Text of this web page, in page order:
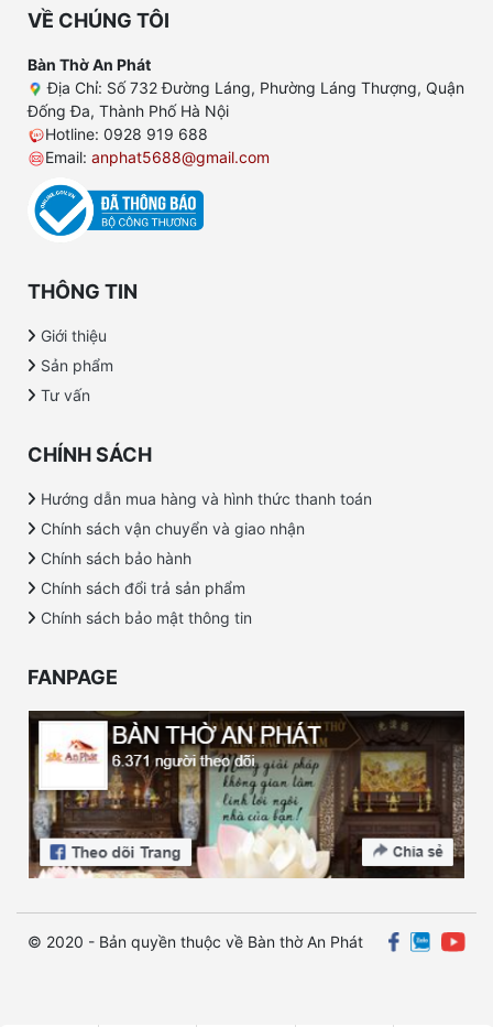
VỀ CHÚNG TÔI
Bàn Thờ An Phát
Địa Chỉ: Số 732 Đường Láng, Phường Láng Thượng, Quận
Đống Đa, Thành Phố Hà Nội
Hotline: 0928 919 688
Email: anphat5688@gmail.com
THÔNG TIN
Giới thiệu
Sản phẩm
Tư vấn
CHÍNH SÁCH
Hướng dẫn mua hàng và hình thức thanh toán
Chính sách vận chuyển và giao nhận
Chính sách bảo hành
Chính sách đổi trả sản phẩm
Chính sách bảo mật thông tin
FANPAGE
© 2020 - Bản quyền thuộc về Bàn thờ An Phát